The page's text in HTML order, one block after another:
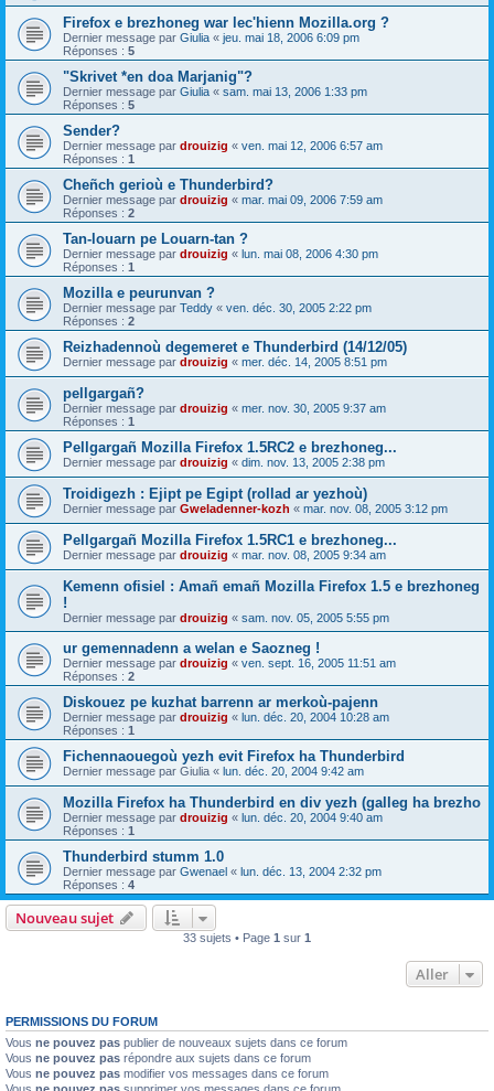
Firefox e brezhoneg war lec'hienn Mozilla.org ?
Dernier message par Giulia « jeu. mai 18, 2006 6:09 pm
Réponses : 5
"Skrivet *en doa Marjanig"?
Dernier message par Giulia « sam. mai 13, 2006 1:33 pm
Réponses : 5
Sender?
Dernier message par drouizig « ven. mai 12, 2006 6:57 am
Réponses : 1
Cheñch gerioù e Thunderbird?
Dernier message par drouizig « mar. mai 09, 2006 7:59 am
Réponses : 2
Tan-louarn pe Louarn-tan ?
Dernier message par drouizig « lun. mai 08, 2006 4:30 pm
Réponses : 1
Mozilla e peurunvan ?
Dernier message par Teddy « ven. déc. 30, 2005 2:22 pm
Réponses : 2
Reizhadennoù degemeret e Thunderbird (14/12/05)
Dernier message par drouizig « mer. déc. 14, 2005 8:51 pm
pellgargañ?
Dernier message par drouizig « mer. nov. 30, 2005 9:37 am
Réponses : 1
Pellgargañ Mozilla Firefox 1.5RC2 e brezhoneg...
Dernier message par drouizig « dim. nov. 13, 2005 2:38 pm
Troidigezh : Ejipt pe Egipt (rollad ar yezhoù)
Dernier message par Gweladenner-kozh « mar. nov. 08, 2005 3:12 pm
Pellgargañ Mozilla Firefox 1.5RC1 e brezhoneg...
Dernier message par drouizig « mar. nov. 08, 2005 9:34 am
Kemenn ofisiel : Amañ emañ Mozilla Firefox 1.5 e brezhoneg
!
Dernier message par drouizig « sam. nov. 05, 2005 5:55 pm
ur gemennadenn a welan e Saozneg !
Dernier message par drouizig « ven. sept. 16, 2005 11:51 am
Réponses : 2
Diskouez pe kuzhat barrenn ar merkoù-pajenn
Dernier message par drouizig « lun. déc. 20, 2004 10:28 am
Réponses : 1
Fichennaouegoù yezh evit Firefox ha Thunderbird
Dernier message par Giulia « lun. déc. 20, 2004 9:42 am
Mozilla Firefox ha Thunderbird en div yezh (galleg ha brezho
Dernier message par drouizig « lun. déc. 20, 2004 9:40 am
Réponses : 1
Thunderbird stumm 1.0
Dernier message par Gwenael « lun. déc. 13, 2004 2:32 pm
Réponses : 4
Nouveau sujet
33 sujets • Page 1 sur 1
Aller
PERMISSIONS DU FORUM
Vous ne pouvez pas publier de nouveaux sujets dans ce forum
Vous ne pouvez pas répondre aux sujets dans ce forum
Vous ne pouvez pas modifier vos messages dans ce forum